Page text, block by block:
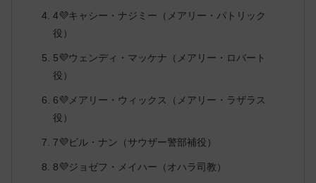
4💜キャシー・ナジミー（メアリー・パトリック
役）
5💜ウェンディ・マッケナ（メアリー・ロバート
役）
6💜メアリー・ウィックス（メアリー・ラザラス
役）
7💜ビル・ナン（サウザー警部補役）
8💜ジョゼフ・メイハー（オハラ司教）